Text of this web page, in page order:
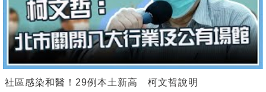
社區感染和醫！29例本土新高 柯文哲說明